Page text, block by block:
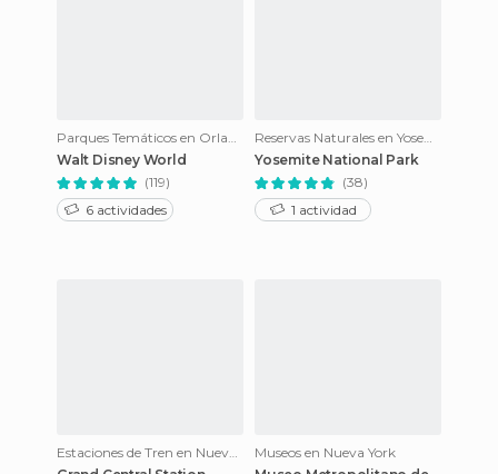
Parques Temáticos en Orlando
Walt Disney World
(119)
6 actividades
Reservas Naturales en Yosemite National Park
Yosemite National Park
(38)
1 actividad
Estaciones de Tren en Nueva York
Museos en Nueva York